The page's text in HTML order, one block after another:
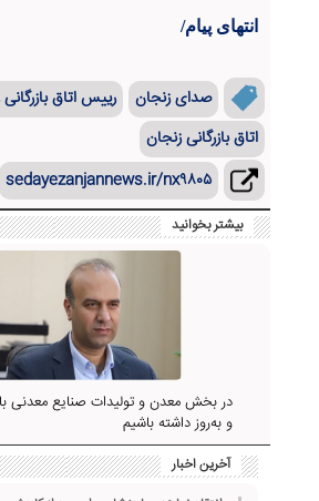
انتهای پیام/
صدای زنجان
رییس اتاق
اتاق بازرگانی زنجان
sedayezanjannews.ir/nx۹۸۰۵
بیشتر بخوانید
در بخش معدن و تولیدات صنایع معدنی
و به‌روز داشته باشیم
آخرین اخبار